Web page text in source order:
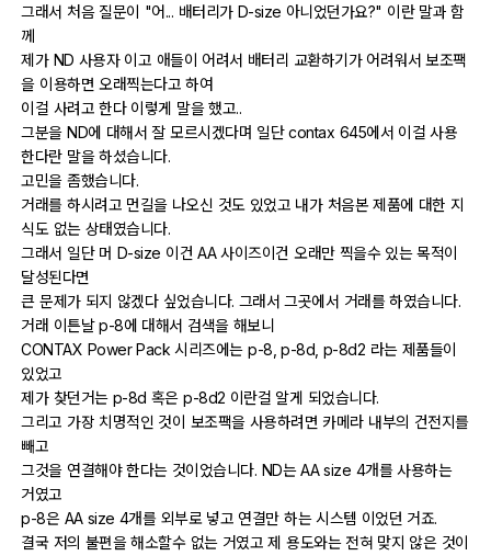
출사 정보
출사 소식
출사 포인트
출사 여행기
맛집 / 멋집
djslr 소개
공지사항
운영 참여/제안
그래서 처음 질문이 "어... 배터리가 D-size 아니었던가요?" 이란 말과 함
께
제가 ND 사용자 이고 애들이 어려서 배터리 교환하기가 어려워서 보조팩
을 이용하면 오래찍는다고 하여
이걸 사려고 한다 이렇게 말을 했고..
그분을 ND에 대해서 잘 모르시겠다며 일단 contax 645에서 이걸 사용
한다란 말을 하셨습니다.
고민을 좀했습니다.
거래를 하시려고 먼길을 나오신 것도 있었고 내가 처음본 제품에 대한 지
식도 없는 상태였습니다.
그래서 일단 머 D-size 이건 AA 사이즈이건 오래만 찍을수 있는 목적이
달성된다면
큰 문제가 되지 않겠다 싶었습니다. 그래서 그곳에서 거래를 하였습니다.
거래 이튼날 p-8에 대해서 검색을 해보니
CONTAX Power Pack 시리즈에는 p-8, p-8d, p-8d2 라는 제품들이
있었고
제가 찾던거는 p-8d 혹은 p-8d2 이란걸 알게 되었습니다.
그리고 가장 치명적인 것이 보조팩을 사용하려면 카메라 내부의 건전지를
빼고
그것을 연결해야 한다는 것이었습니다. ND는 AA size 4개를 사용하는
거였고
p-8은 AA size 4개를 외부로 넣고 연결만 하는 시스템 이었던 거죠.
결국 저의 불편을 해소할수 없는 거였고 제 용도와는 전혀 맞지 않은 것이